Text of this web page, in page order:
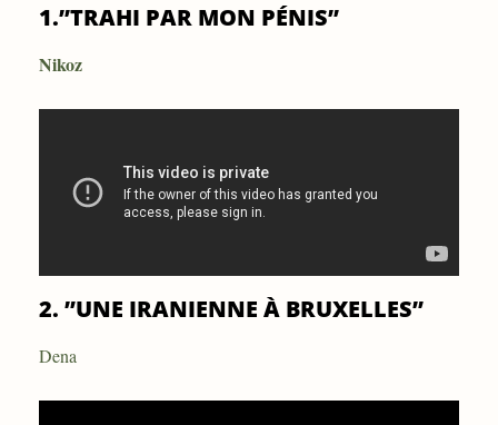
1.”TRAHI PAR MON PÉNIS”
Nikoz
2. ”UNE IRANIENNE À BRUXELLES”
Dena